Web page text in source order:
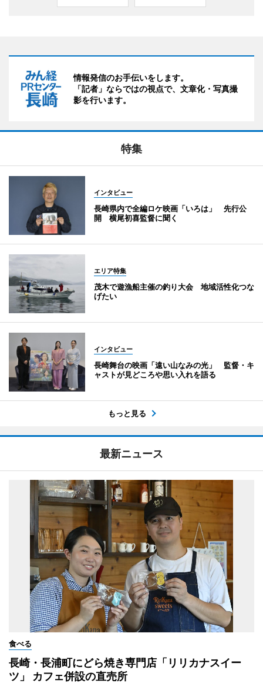
情報発信のお手伝いをします。
「記者」ならではの視点で、文章化・写真撮
影を行います。
特集
インタビュー
長崎県内で全編ロケ映画「いろは」 先行公
開 横尾初喜監督に聞く
エリア特集
茂木で遊漁船主催の釣り大会 地域活性化つな
げたい
インタビュー
長崎舞台の映画「遠い山なみの光」 監督・キ
ャストが見どころや思い入れを語る
もっと見る
最新ニュース
食べる
長崎・長浦町にどら焼き専門店「リリカナスイー
ツ」 カフェ併設の直売所